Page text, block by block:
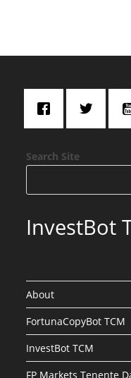
Search Site
InvestBot
About
FortunaCopyBot TCM
InvestBot TCM
FP Markets Tenente